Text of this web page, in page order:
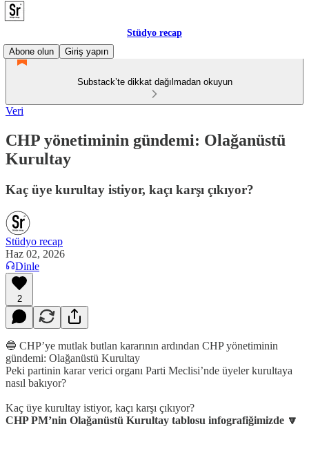
Stüdyo recap
Abone olun
Giriş yapın
Substack’te dikkat dağılmadan okuyun
Veri
CHP yönetiminin gündemi: Olağanüstü
Kurultay
Kaç üye kurultay istiyor, kaçı karşı çıkıyor?
Stüdyo recap
Haz 02, 2026
Dinle
2
🔵 CHP’ye mutlak butlan kararının ardından CHP yönetiminin
gündemi: Olağanüstü Kurultay
Peki partinin karar verici organı Parti Meclisi’nde üyeler kurultaya
nasıl bakıyor?
Kaç üye kurultay istiyor, kaçı karşı çıkıyor?
CHP PM’nin Olağanüstü Kurultay tablosu infografiğimizde 🔽